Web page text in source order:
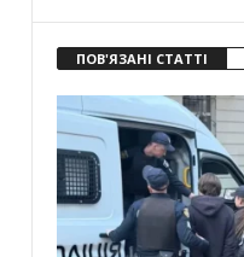
ПОВ'ЯЗАНІ СТАТТІ